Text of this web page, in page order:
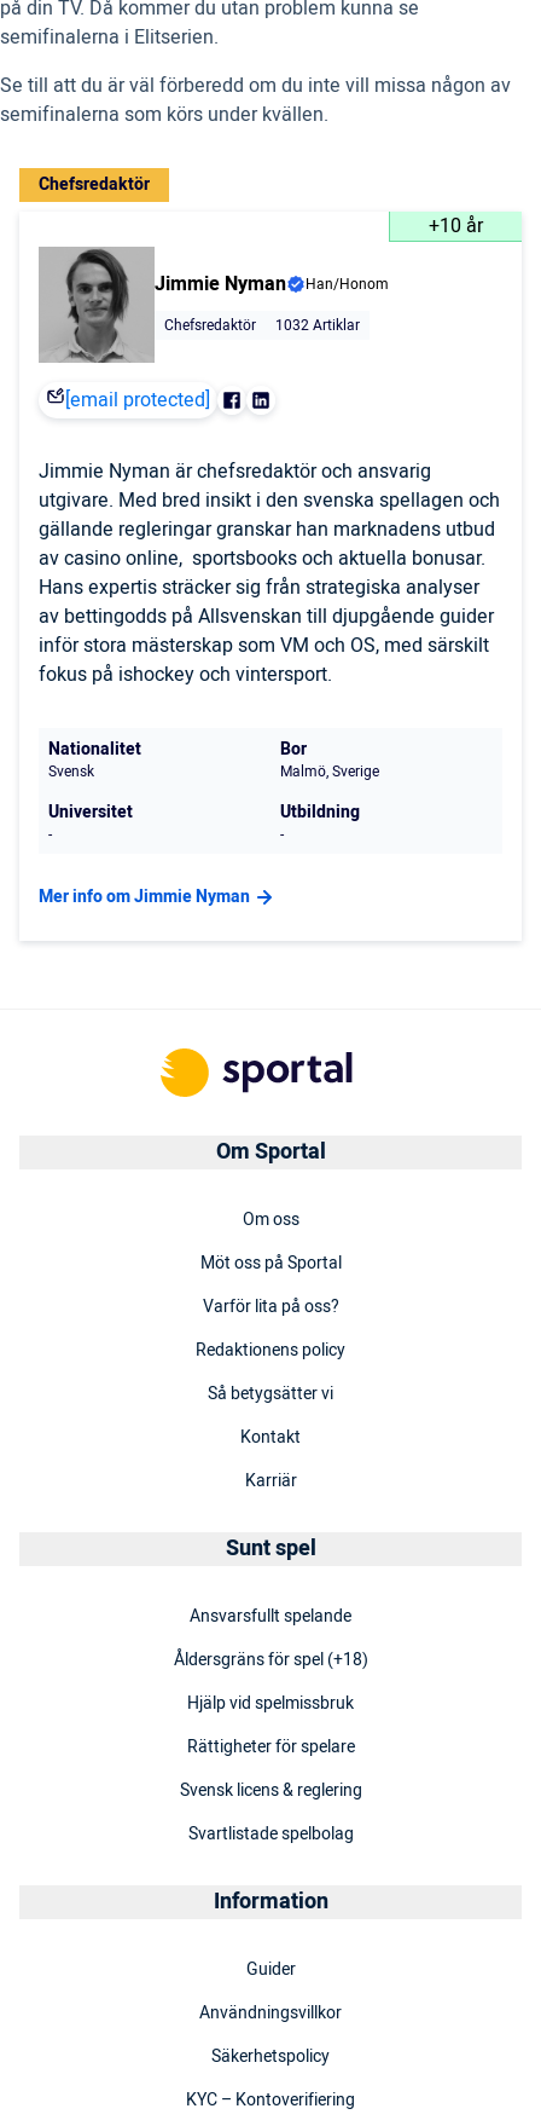
på din TV. Då kommer du utan problem kunna se
semifinalerna i Elitserien.
Se till att du är väl förberedd om du inte vill missa någon av
semifinalerna som körs under kvällen.
Chefsredaktör
+10 år
Jimmie Nyman
Han/Honom
Chefsredaktör
1032 Artiklar
[email protected]
Jimmie Nyman är chefsredaktör och ansvarig
utgivare. Med bred insikt i den svenska spellagen och
gällande regleringar granskar han marknadens utbud
av casino online, sportsbooks och aktuella bonusar.
Hans expertis sträcker sig från strategiska analyser
av bettingodds på Allsvenskan till djupgående guider
inför stora mästerskap som VM och OS, med särskilt
fokus på ishockey och vintersport.
Nationalitet
Svensk
Bor
Malmö, Sverige
Universitet
-
Utbildning
-
Mer info om Jimmie Nyman
Om Sportal
Om oss
Möt oss på Sportal
Varför lita på oss?
Redaktionens policy
Så betygsätter vi
Kontakt
Karriär
Sunt spel
Ansvarsfullt spelande
Åldersgräns för spel (+18)
Hjälp vid spelmissbruk
Rättigheter för spelare
Svensk licens & reglering
Svartlistade spelbolag
Information
Guider
Användningsvillkor
Säkerhetspolicy
KYC – Kontoverifiering